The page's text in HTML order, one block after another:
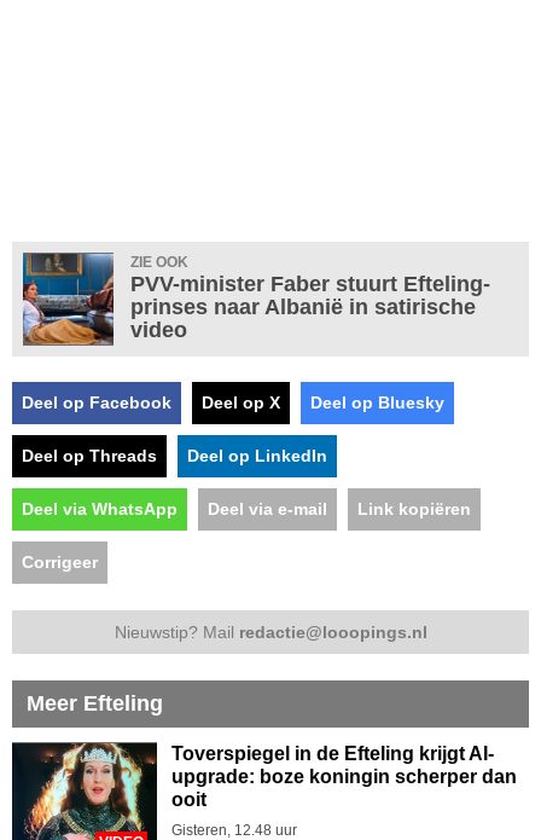
ZIE OOK
PVV-minister Faber stuurt Efteling-
prinses naar Albanië in satirische
video
Deel op Facebook Deel op X Deel op Bluesky
Deel op Threads Deel op LinkedIn
Deel via WhatsApp Deel via e-mail Link kopiëren
Corrigeer
Nieuwstip? Mail redactie@looopings.nl
Meer Efteling
Toverspiegel in de Efteling krijgt AI-
upgrade: boze koningin scherper dan
ooit
Gisteren, 12.48 uur